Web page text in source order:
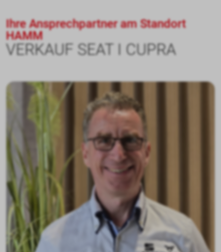
VERKAUF SEAT I CUPRA
Ihre Ansprechpartner am Standort
HAMM